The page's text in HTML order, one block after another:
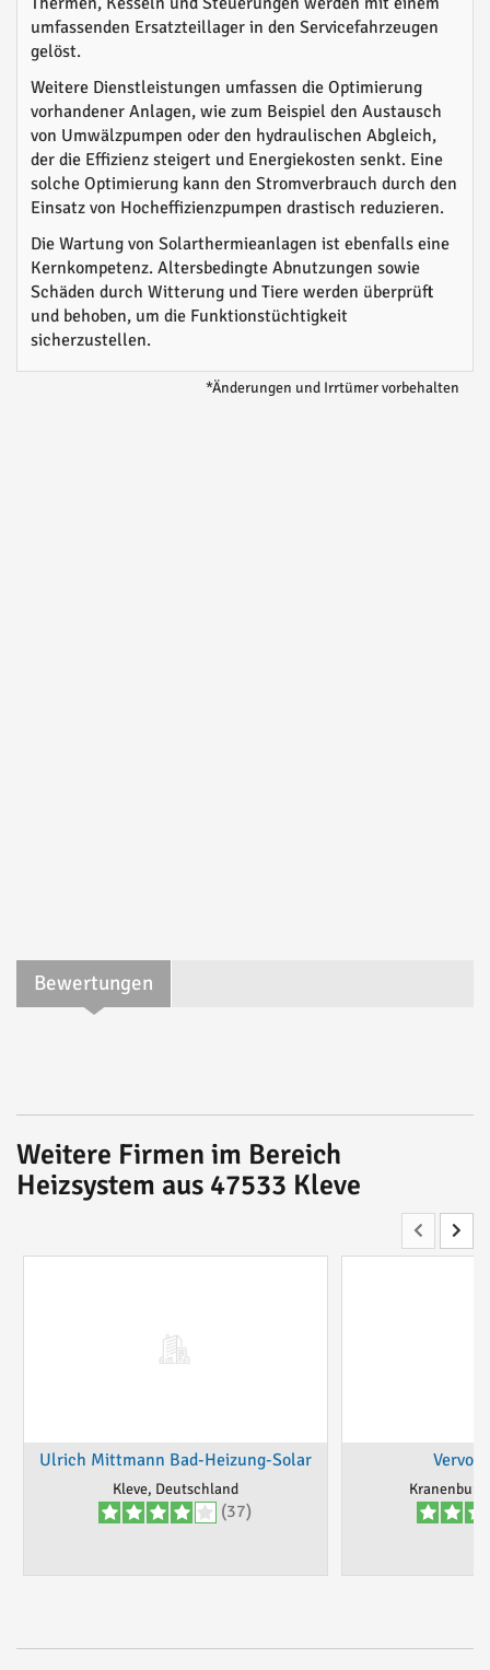
umfassenden Ersatzteillager in den Servicefahrzeugen
gelöst.
Weitere Dienstleistungen umfassen die Optimierung
vorhandener Anlagen, wie zum Beispiel den Austausch
von Umwälzpumpen oder den hydraulischen Abgleich,
der die Effizienz steigert und Energiekosten senkt. Eine
solche Optimierung kann den Stromverbrauch durch den
Einsatz von Hocheffizienzpumpen drastisch reduzieren.
Die Wartung von Solarthermieanlagen ist ebenfalls eine
Kernkompetenz. Altersbedingte Abnutzungen sowie
Schäden durch Witterung und Tiere werden überprüft
und behoben, um die Funktionstüchtigkeit
sicherzustellen.
*Änderungen und Irrtümer vorbehalten
Bewertungen
Weitere Firmen im Bereich
Heizsystem aus 47533 Kleve
Ulrich Mittmann Bad-Heizung-Solar
Kleve, Deutschland
(37)